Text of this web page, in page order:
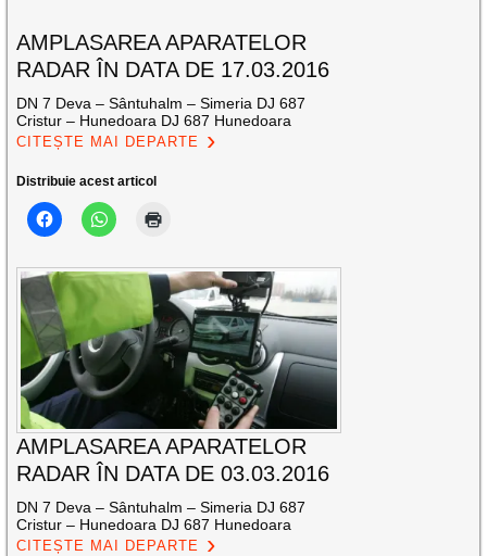
AMPLASAREA APARATELOR
RADAR ÎN DATA DE 17.03.2016
DN 7 Deva – Sântuhalm – Simeria DJ 687
Cristur – Hunedoara DJ 687 Hunedoara
CITEȘTE MAI DEPARTE
Distribuie acest articol
AMPLASAREA APARATELOR
RADAR ÎN DATA DE 03.03.2016
DN 7 Deva – Sântuhalm – Simeria DJ 687
Cristur – Hunedoara DJ 687 Hunedoara
CITEȘTE MAI DEPARTE